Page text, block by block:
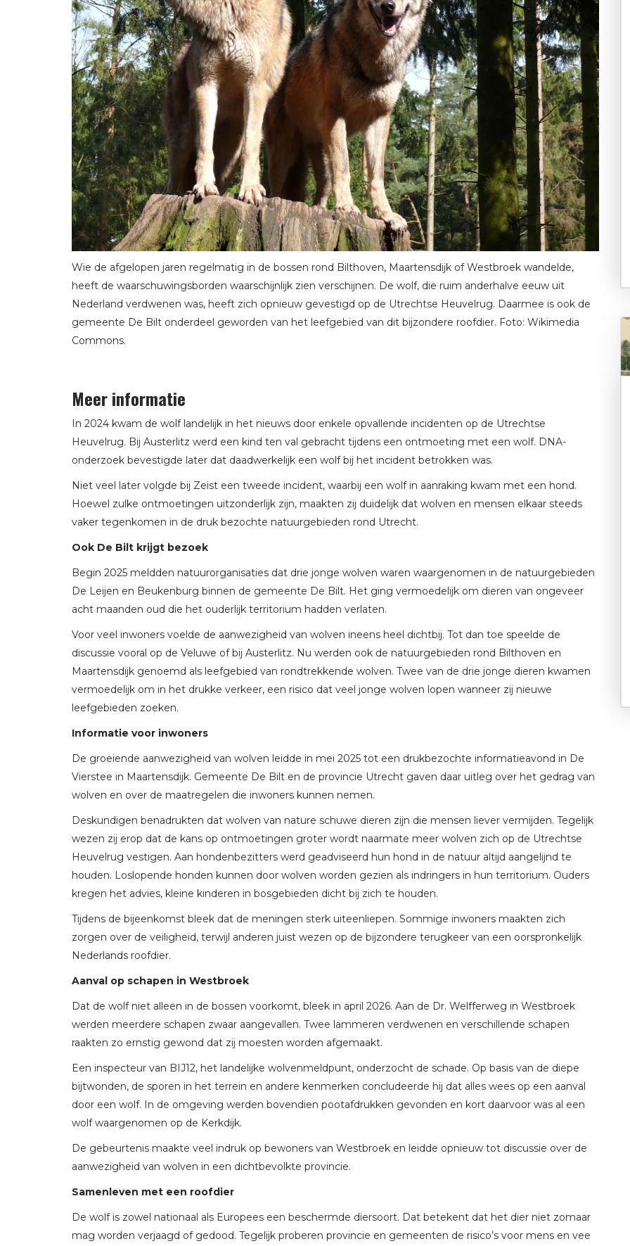
Wie de afgelopen jaren regelmatig in de bossen rond Bilthoven, Maartensdijk of Westbroek wandelde,
heeft de waarschuwingsborden waarschijnlijk zien verschijnen. De wolf, die ruim anderhalve eeuw uit
Nederland verdwenen was, heeft zich opnieuw gevestigd op de Utrechtse Heuvelrug. Daarmee is ook de
gemeente De Bilt onderdeel geworden van het leefgebied van dit bijzondere roofdier. Foto: Wikimedia
Commons.
Meer informatie
In 2024 kwam de wolf landelijk in het nieuws door enkele opvallende incidenten op de Utrechtse
Heuvelrug. Bij Austerlitz werd een kind ten val gebracht tijdens een ontmoeting met een wolf. DNA-
onderzoek bevestigde later dat daadwerkelijk een wolf bij het incident betrokken was.
Niet veel later volgde bij Zeist een tweede incident, waarbij een wolf in aanraking kwam met een hond.
Hoewel zulke ontmoetingen uitzonderlijk zijn, maakten zij duidelijk dat wolven en mensen elkaar steeds
vaker tegenkomen in de druk bezochte natuurgebieden rond Utrecht.
Ook De Bilt krijgt bezoek
Begin 2025 meldden natuurorganisaties dat drie jonge wolven waren waargenomen in de natuurgebieden
De Leijen en Beukenburg binnen de gemeente De Bilt. Het ging vermoedelijk om dieren van ongeveer
acht maanden oud die het ouderlijk territorium hadden verlaten.
Voor veel inwoners voelde de aanwezigheid van wolven ineens heel dichtbij. Tot dan toe speelde de
discussie vooral op de Veluwe of bij Austerlitz. Nu werden ook de natuurgebieden rond Bilthoven en
Maartensdijk genoemd als leefgebied van rondtrekkende wolven. Twee van de drie jonge dieren kwamen
vermoedelijk om in het drukke verkeer, een risico dat veel jonge wolven lopen wanneer zij nieuwe
leefgebieden zoeken.
Informatie voor inwoners
De groeiende aanwezigheid van wolven leidde in mei 2025 tot een drukbezochte informatieavond in De
Vierstee in Maartensdijk. Gemeente De Bilt en de provincie Utrecht gaven daar uitleg over het gedrag van
wolven en over de maatregelen die inwoners kunnen nemen.
Deskundigen benadrukten dat wolven van nature schuwe dieren zijn die mensen liever vermijden. Tegelijk
wezen zij erop dat de kans op ontmoetingen groter wordt naarmate meer wolven zich op de Utrechtse
Heuvelrug vestigen. Aan hondenbezitters werd geadviseerd hun hond in de natuur altijd aangelijnd te
houden. Loslopende honden kunnen door wolven worden gezien als indringers in hun territorium. Ouders
kregen het advies, kleine kinderen in bosgebieden dicht bij zich te houden.
Tijdens de bijeenkomst bleek dat de meningen sterk uiteenliepen. Sommige inwoners maakten zich
zorgen over de veiligheid, terwijl anderen juist wezen op de bijzondere terugkeer van een oorspronkelijk
Nederlands roofdier.
Aanval op schapen in Westbroek
Dat de wolf niet alleen in de bossen voorkomt, bleek in april 2026. Aan de Dr. Welfferweg in Westbroek
werden meerdere schapen zwaar aangevallen. Twee lammeren verdwenen en verschillende schapen
raakten zo ernstig gewond dat zij moesten worden afgemaakt.
Een inspecteur van BIJ12, het landelijke wolvenmeldpunt, onderzocht de schade. Op basis van de diepe
bijtwonden, de sporen in het terrein en andere kenmerken concludeerde hij dat alles wees op een aanval
door een wolf. In de omgeving werden bovendien pootafdrukken gevonden en kort daarvoor was al een
wolf waargenomen op de Kerkdijk.
De gebeurtenis maakte veel indruk op bewoners van Westbroek en leidde opnieuw tot discussie over de
aanwezigheid van wolven in een dichtbevolkte provincie.
Samenleven met een roofdier
De wolf is zowel nationaal als Europees een beschermde diersoort. Dat betekent dat het dier niet zomaar
mag worden verjaagd of gedood. Tegelijk proberen provincie en gemeenten de risico’s voor mens en vee